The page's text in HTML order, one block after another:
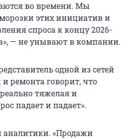
во времени. Мы
этих инициатив и
спроса к концу 2026-
— не унывают в компании.
одной из сетей
ремонта говорит, что
тяжелая и
падает и падает».
аналитики. «Продажи